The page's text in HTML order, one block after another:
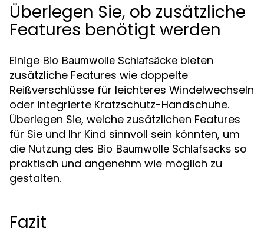
Überlegen Sie, ob zusätzliche
Features benötigt werden
Einige Bio Baumwolle Schlafsäcke bieten
zusätzliche Features wie doppelte
Reißverschlüsse für leichteres Windelwechseln
oder integrierte Kratzschutz-Handschuhe.
Überlegen Sie, welche zusätzlichen Features
für Sie und Ihr Kind sinnvoll sein könnten, um
die Nutzung des Bio Baumwolle Schlafsacks so
praktisch und angenehm wie möglich zu
gestalten.
Fazit